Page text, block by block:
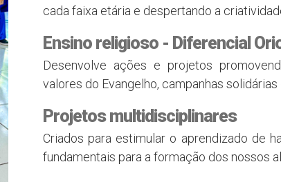
cada faixa etária e despertando a
Ensino religioso - Diferencial
Desenvolve ações e projetos
valores do Evangelho, campanhas solidárias
Projetos multidisciplinares
Criados para estimular o aprendizado de
fundamentais para a formação dos nossos